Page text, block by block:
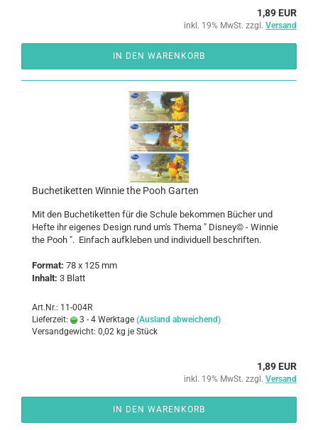
1,89 EUR
inkl. 19% MwSt. zzgl. Versand
IN DEN WARENKORB
Bu­ch­eti­ket­ten Win­nie the Pooh Gar­ten
Mit den Bu­ch­eti­ket­ten für die Schu­le be­kom­men Bü­cher und
Hefte ihr ei­ge­nes De­sign rund um's Thema " Dis­ney© - Win­nie
the Pooh ". Ein­fach auf­kle­ben und in­di­vi­du­ell be­schrif­ten.
For­mat: 78 x 125 mm
In­halt: 3 Blatt
Art.Nr.: 11-004R
Lieferzeit:
3 - 4 Werktage (Ausland abweichend)
Versandgewicht: 0,02 kg je Stück
1,89 EUR
inkl. 19% MwSt. zzgl. Versand
IN DEN WARENKORB